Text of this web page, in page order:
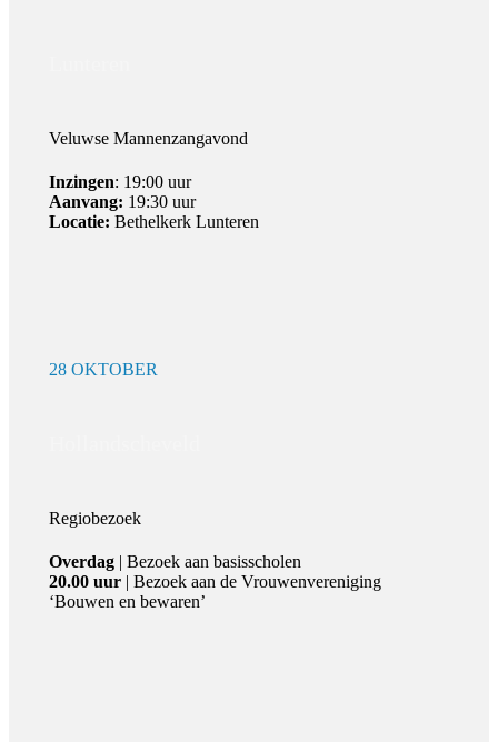
Veluwse Mannenzangavond
Inzingen: 19:00 uur
Aanvang: 19:30 uur
Locatie: Bethelkerk Lunteren
28 OKTOBER
Regiobezoek
Overdag | Bezoek aan basisscholen
20.00 uur | Bezoek aan de Vrouwenvereniging
‘Bouwen en bewaren’